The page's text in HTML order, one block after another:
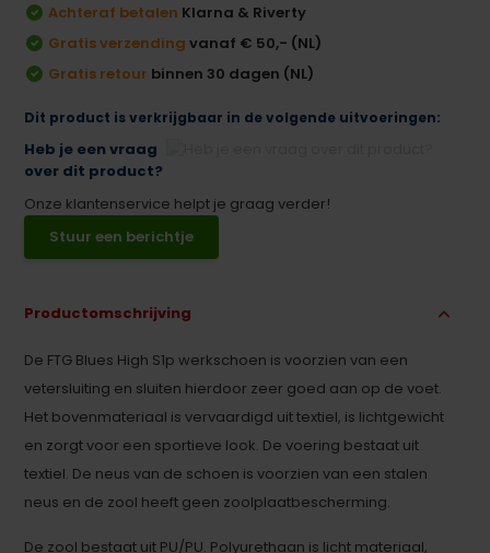
Achteraf betalen Klarna & Riverty
Gratis verzending vanaf € 50,- (NL)
Gratis retour binnen 30 dagen (NL)
Dit product is verkrijgbaar in de volgende uitvoeringen:
Heb je een vraag
over dit product?
Onze klantenservice helpt je graag verder!
Stuur een berichtje
Productomschrijving
De FTG Blues High S1p werkschoen is voorzien van een
vetersluiting en sluiten hierdoor zeer goed aan op de voet.
Het bovenmateriaal is vervaardigd uit textiel, is lichtgewicht
en zorgt voor een sportieve look. De voering bestaat uit
textiel. De neus van de schoen is voorzien van een stalen
neus en de zool heeft geen zoolplaatbescherming.
De zool bestaat uit PU/PU. Polyurethaan is licht materiaal,